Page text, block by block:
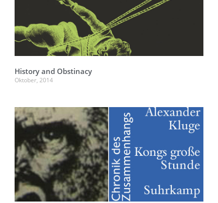
History and Obstinacy
Oktober, 2014